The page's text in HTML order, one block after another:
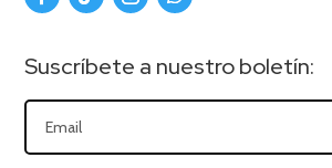
Suscríbete a nuestro boletín: